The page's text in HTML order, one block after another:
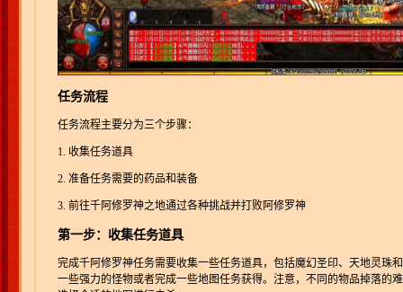
任务流程
任务流程主要分为三个步骤：
1. 收集任务道具
2. 准备任务需要的药品和装备
3. 前往千阿修罗神之地通过各种挑战并打败阿修罗神
第一步：收集任务道具
完成千阿修罗神任务需要收集一些任务道具，包括魔幻圣印、天地灵珠
一些强力的怪物或者完成一些地图任务获得。注意，不同的物品掉落的